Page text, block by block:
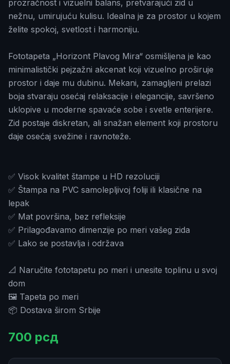
prozračnost i vizuelni balans, pretvarajući zid u
nežnu, umirujuću kulisu. Idealna je za prostor u kojem
želite spokoj, svetlost i harmoniju.
Fototapeta „Horizont Plavog Mira“ osmišljena je kao
minimalistički pejzažni akcenat koji vizuelno proširuje
prostor i daje mu dubinu. Mekani, zamagljeni prelazi
boja stvaraju osećaj relaksacije i elegancije, savršeno
uklopive u moderne spavaće sobe i svetle enterijere.
Zid postaje diskretan, ali snažan element koji prostoru
daje osećaj svežine i ravnoteže.
✅ Visok kvalitet štampe u HD rezoluciji
✅ Štampa na PVC samolepljivoj foliji ili klasične na
lepak
✅ Mat površina, bez refleksije
✅ Prilagođavamo dimenzije po meri vašeg zida
✅ Lako se postavlja i održava
📐 Naručite fototapetu po meri i unesite toplinu u svoj
dom
🖼️ Tapeta po meri
📦 Dostava širom Srbije
700 рсд